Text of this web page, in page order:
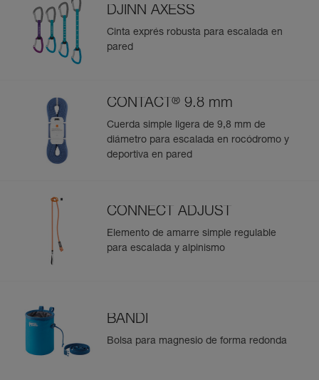
DJINN AXESS
Cinta exprés robusta para escalada en
pared
CONTACT ® 9.8 mm
Cuerda simple ligera de 9,8 mm de
diámetro para escalada en rocódromo y
deportiva en pared
CONNECT ADJUST
Elemento de amarre simple regulable
para escalada y alpinismo
BANDI
Bolsa para magnesio de forma redonda